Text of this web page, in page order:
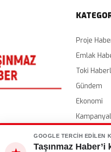
Proje
Emlak
Toki
Gündem
Ekonomi
İhaleler
GOOGLE TERCIH EDILEN
Taşınmaz Haber’i